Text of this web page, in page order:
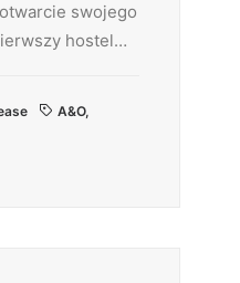
swojego
hostel…
A&O,